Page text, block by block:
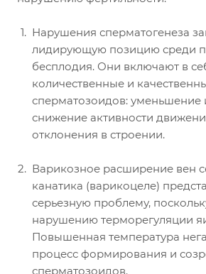
Нарушения сперматогенеза
лидирующую позицию среди
бесплодия. Они включают в
количественные и
сперматозоидов: уменьшение
снижение активности
отклонения в строении.
Варикозное расширение вен
канатика (варикоцеле)
серьезную проблему,
нарушению терморегуляции
Повышенная температура
процесс формирования и
сперматозоидов.